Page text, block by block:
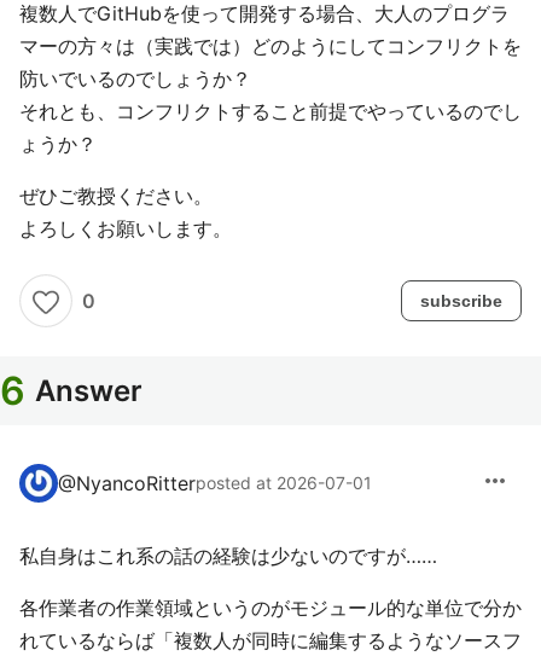
複数人でGitHubを使って開発する場合、大人のプログラ
マーの方々は（実践では）どのようにしてコンフリクトを
防いでいるのでしょうか？
それとも、コンフリクトすること前提でやっているのでし
ょうか？
ぜひご教授ください。
よろしくお願いします。
0 subscribe
6 Answer
@NyancoRitterposted at 2026-07-01 more_horiz
私自身はこれ系の話の経験は少ないのですが……
各作業者の作業領域というのがモジュール的な単位で分か
れているならば「複数人が同時に編集するようなソースフ